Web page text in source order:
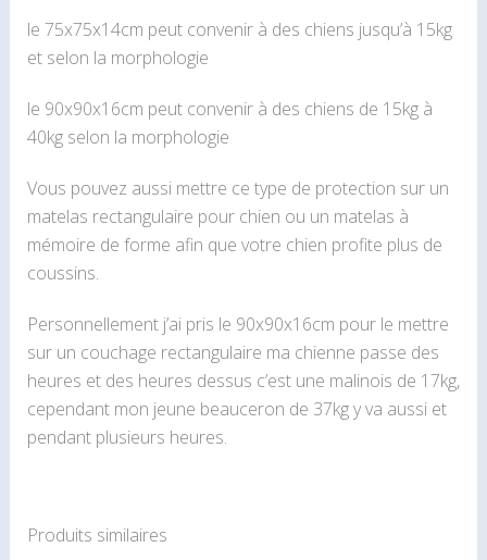
le 75x75x14cm peut convenir à des chiens jusqu’à 15kg
et selon la morphologie
le 90x90x16cm peut convenir à des chiens de 15kg à
40kg selon la morphologie
Vous pouvez aussi mettre ce type de protection sur un
matelas rectangulaire pour chien ou un matelas à
mémoire de forme afin que votre chien profite plus de
coussins.
Personnellement j’ai pris le 90x90x16cm pour le mettre
sur un couchage rectangulaire ma chienne passe des
heures et des heures dessus c’est une malinois de 17kg,
cependant mon jeune beauceron de 37kg y va aussi et
pendant plusieurs heures.
Produits similaires